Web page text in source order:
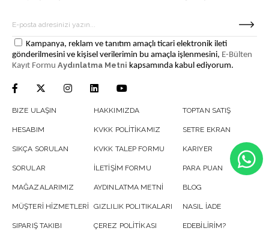
Kampanya, reklam ve tanıtım amaçlı ticari elektronik ileti
gönderilmesini ve kişisel verilerimin bu amaçla işlenmesini, E-Bülten
Kayıt Formu Aydınlatma Metni kapsamında kabul ediyorum.
BIZE ULAŞIN
HESABIM
SIKÇA SORULAN
SORULAR
MAĞAZALARIMIZ
MÜŞTERİ HİZMETLERİ
SIPARIŞ TAKIBI
HAKKIMIZDA
KVKK POLİTİKAMIZ
KVKK TALEP FORMU
İLETİŞİM FORMU
AYDINLATMA METNİ
GIZLILIK POLITIKALARI
ÇEREZ POLİTİKASI
TOPTAN SATIŞ
SETRE EKRAN
KARIYER
PARA PUAN
BLOG
NASIL İADE
EDEBİLİRİM?